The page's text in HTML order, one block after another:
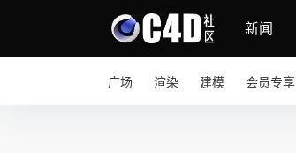
新闻
广场 渲染 建模 会员专享